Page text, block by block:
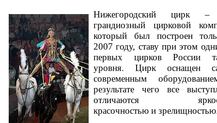
Нижегородский цирк
грандиозный цирковой
который был построен
2007 году, ставу при этом
первых цирков России
уровня. Цирк оснащен
современным
результате чего все
отличаются
красочностью и